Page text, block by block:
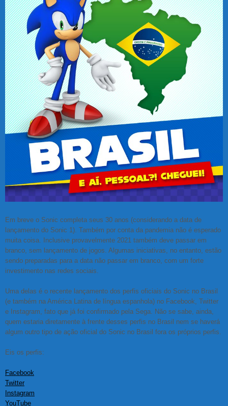
Em breve o Sonic completa seus 30 anos (considerando a data de
lançamento do Sonic 1). Também por conta da pandemia não é esperado
muita coisa. Inclusive provavelmente 2021 também deve passar em
branco, sem lançamento de jogos. Algumas iniciativas, no entanto, estão
sendo preparadas para a data não passar em branco, com um forte
investimento nas redes sociais.
Uma delas é o recente lançamento dos perfis oficiais do Sonic no Brasil
(e também na América Latina de língua espanhola) no Facebook, Twitter
e Instagram, fato que já foi confirmado pela Sega. Não se sabe, ainda,
quem estaria diretamente à frente desses perfis no Brasil nem se haverá
algum outro tipo de ação oficial do Sonic no Brasil fora os próprios perfis.
Eis os perfis:
Facebook
Twitter
Instagram
YouTube